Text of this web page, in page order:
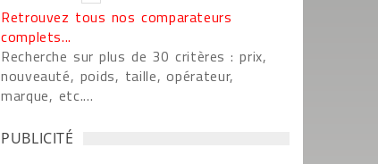
Retrouvez tous nos comparateurs
complets...
Recherche sur plus de 30 critères : prix,
nouveauté, poids, taille, opérateur,
marque, etc....
PUBLICITÉ